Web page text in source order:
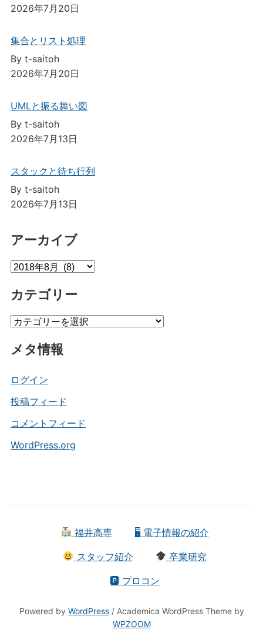
2026年7月20日
集合とリスト処理
By t-saitoh
2026年7月20日
UMLと振る舞い図
By t-saitoh
2026年7月13日
スタックと待ち行列
By t-saitoh
2026年7月13日
アーカイブ
ア
カ
ブ
カテゴリー
カ
ゴ
ー
メタ情報
ログイン
投稿フィード
コメントフィード
WordPress.org
福井高専 🖥 電子情報の紹介
スタッフ紹介 卒業研究
🅿 プロコン
Powered by WordPress/ Academica WordPress Theme by
WPZOOM